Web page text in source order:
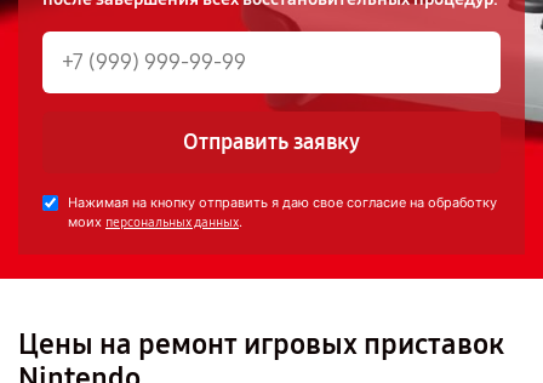
Отправить заявку
Нажимая на кнопку отправить я даю свое согласие на обработку
моих персональных данных.
Цены на ремонт игровых приставок